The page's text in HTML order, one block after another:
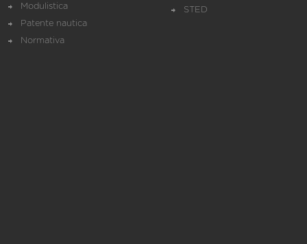
Modulistica
Patente nautica
Normativa
STED